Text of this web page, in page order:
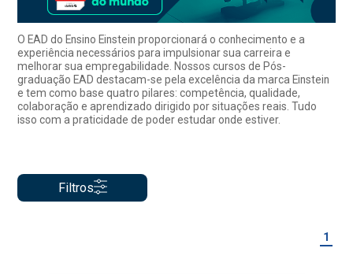
O EAD do Ensino Einstein proporcionará o conhecimento e a
experiência necessários para impulsionar sua carreira e
melhorar sua empregabilidade. Nossos cursos de Pós-
graduação EAD destacam-se pela excelência da marca Einstein
e tem como base quatro pilares: competência, qualidade,
colaboração e aprendizado dirigido por situações reais. Tudo
isso com a praticidade de poder estudar onde estiver.
Filtros
1